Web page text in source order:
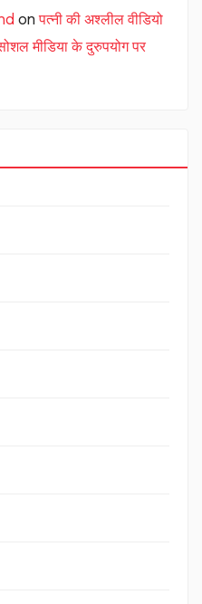
onपत्नी की अश्लील वीडियो
मीडिया के दुरुपयोग पर